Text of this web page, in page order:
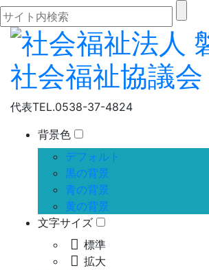
代表TEL.0538-37-4824
背景色
デフォルト
黒の背景
青の背景
黄の背景
文字サイズ
標準
拡大